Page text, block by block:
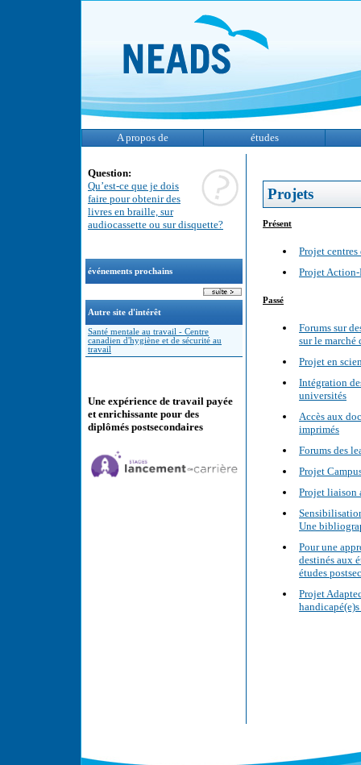
A propos de études
Question:
Qu’est-ce que je dois
faire pour obtenir des
livres en braille, sur
audiocassette ou sur disquette?
événements prochains
Autre site d'intérêt
Santé mentale au travail - Centre
canadien d'hygiène et de sécurité au
travail
Une expérience de travail payée
et enrichissante pour des
diplômés postsecondaires
Projets
Présent
Projet centres
Projet
Passé
Forums sur
sur le marché
Projet en
Intégration
universités
Accès aux
imprimés
Forums des
Projet
Projet liaison
Une
Pour une
destinés aux
études
Projet